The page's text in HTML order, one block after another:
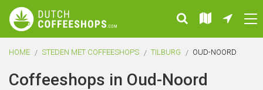
HOME STEDEN MET COFFEESHOPS TILBURG OUD-NOORD
Coffeeshops in Oud-Noord